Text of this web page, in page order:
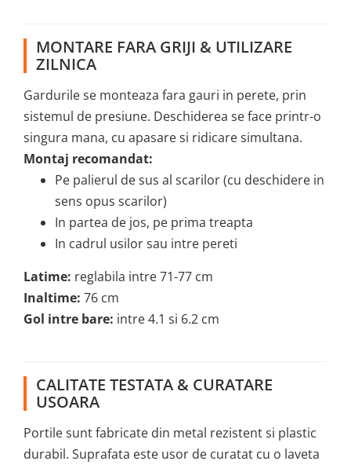
MONTARE FARA GRIJI & UTILIZARE
ZILNICA
Gardurile se monteaza fara gauri in perete, prin
sistemul de presiune. Deschiderea se face printr-o
singura mana, cu apasare si ridicare simultana.
Montaj recomandat:
Pe palierul de sus al scarilor (cu deschidere in
sens opus scarilor)
In partea de jos, pe prima treapta
In cadrul usilor sau intre pereti
Latime: reglabila intre 71-77 cm
Inaltime: 76 cm
Gol intre bare: intre 4.1 si 6.2 cm
CALITATE TESTATA & CURATARE
USOARA
Portile sunt fabricate din metal rezistent si plastic
durabil. Suprafata este usor de curatat cu o laveta